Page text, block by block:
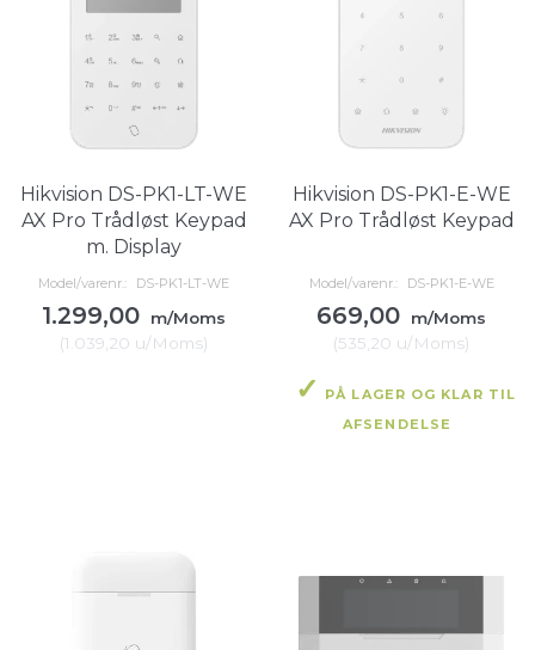
Hikvision DS-PK1-LT-WE
AX Pro Trådløst Keypad
m. Display
Model/varenr.: DS-PK1-LT-WE
1.299,00
m/Moms
(1.039,20 u/Moms)
Hikvision DS-PK1-E-WE
AX Pro Trådløst Keypad
Model/varenr.: DS-PK1-E-WE
669,00
m/Moms
(535,20 u/Moms)
PÅ LAGER OG KLAR TIL
AFSENDELSE